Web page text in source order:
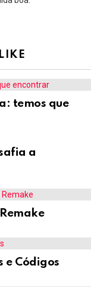
temos que
a
e Códigos